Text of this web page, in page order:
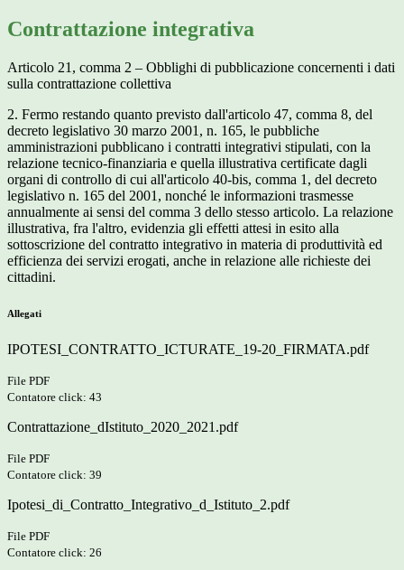
Contrattazione integrativa
Articolo 21, comma 2 – Obblighi di pubblicazione concernenti i dati
sulla contrattazione collettiva
2. Fermo restando quanto previsto dall'articolo 47, comma 8, del
decreto legislativo 30 marzo 2001, n. 165, le pubbliche
amministrazioni pubblicano i contratti integrativi stipulati, con la
relazione tecnico-finanziaria e quella illustrativa certificate dagli
organi di controllo di cui all'articolo 40-bis, comma 1, del decreto
legislativo n. 165 del 2001, nonché le informazioni trasmesse
annualmente ai sensi del comma 3 dello stesso articolo. La relazione
illustrativa, fra l'altro, evidenzia gli effetti attesi in esito alla
sottoscrizione del contratto integrativo in materia di produttività ed
efficienza dei servizi erogati, anche in relazione alle richieste dei
cittadini.
Allegati
IPOTESI_CONTRATTO_ICTURATE_19-20_FIRMATA.pdf
File PDF
Contatore click: 43
Contrattazione_dIstituto_2020_2021.pdf
File PDF
Contatore click: 39
Ipotesi_di_Contratto_Integrativo_d_Istituto_2.pdf
File PDF
Contatore click: 26